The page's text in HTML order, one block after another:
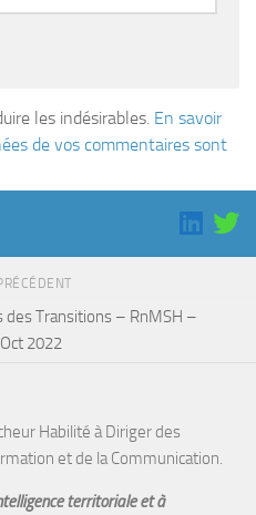
les indésirables. En savoir
de vos commentaires sont
Transitions – RnMSH –
2022
Habilité à Diriger des
et de la Communication.
territoriale et à